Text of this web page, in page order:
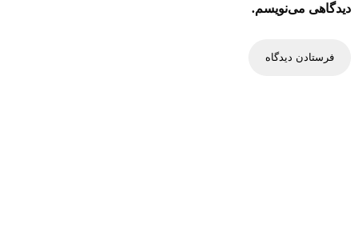
دیدگاهی می‌نویسم.